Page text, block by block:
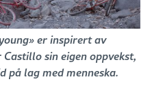
er inspirert av
sin eigen oppvekst,
på lag med menneska.